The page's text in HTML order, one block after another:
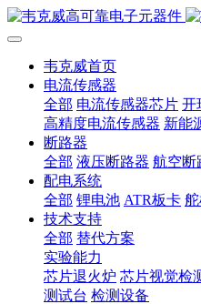
韦克威首页
电流传感器
全部 电流传感器芯片 开
高精度电流传感器 新能
断路器
全部 液压断路器 航空断
配电系统
全部 锂电池 ATR板卡
技术支持
全部 替代方案
实验能力
芯片退火炉 芯片视觉检
测试台 检测设备